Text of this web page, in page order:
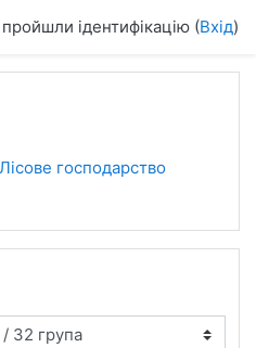
ідентифікацію (Вхід)
Лісове господарство